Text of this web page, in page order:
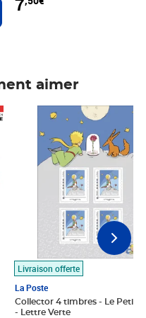
aimer
Livraison offerte
La Poste
Collector 4 timbres - Le Petit
- Lettre Verte
Prix 7,50€